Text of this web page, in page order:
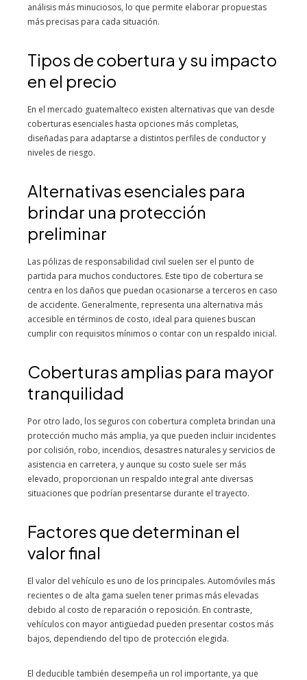
análisis más minuciosos, lo que permite elaborar propuestas
más precisas para cada situación.
Tipos de cobertura y su impacto
en el precio
En el mercado guatemalteco existen alternativas que van desde
coberturas esenciales hasta opciones más completas,
diseñadas para adaptarse a distintos perfiles de conductor y
niveles de riesgo.
Alternativas esenciales para
brindar una protección
preliminar
Las pólizas de responsabilidad civil suelen ser el punto de
partida para muchos conductores. Este tipo de cobertura se
centra en los daños que puedan ocasionarse a terceros en caso
de accidente. Generalmente, representa una alternativa más
accesible en términos de costo, ideal para quienes buscan
cumplir con requisitos mínimos o contar con un respaldo inicial.
Coberturas amplias para mayor
tranquilidad
Por otro lado, los seguros con cobertura completa brindan una
protección mucho más amplia, ya que pueden incluir incidentes
por colisión, robo, incendios, desastres naturales y servicios de
asistencia en carretera, y aunque su costo suele ser más
elevado, proporcionan un respaldo integral ante diversas
situaciones que podrían presentarse durante el trayecto.
Factores que determinan el
valor final
El valor del vehículo es uno de los principales. Automóviles más
recientes o de alta gama suelen tener primas más elevadas
debido al costo de reparación o reposición. En contraste,
vehículos con mayor antigüedad pueden presentar costos más
bajos, dependiendo del tipo de protección elegida.
El deducible también desempeña un rol importante, ya que